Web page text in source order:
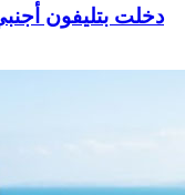
دخلت بتليفون